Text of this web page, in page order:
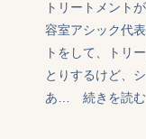
トリートメント
容室アシック代表
トをして、トリ
とりするけど、
あ… 続きを読む